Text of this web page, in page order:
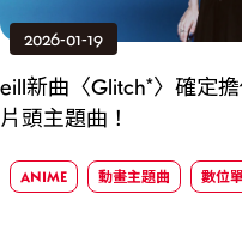
2026-01-19
eill新曲〈Glitch*〉確定
片頭主題曲！
ANIME 動畫主題曲 數位